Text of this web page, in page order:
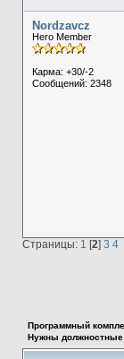
Nordzavcz
Hero Member
Карма: +30/-2
Сообщений: 2348
Страницы: 1 [2] 3 4
Программный
Нужны должностные